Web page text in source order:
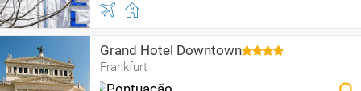
Grand Hotel Downtown
Frankfurt